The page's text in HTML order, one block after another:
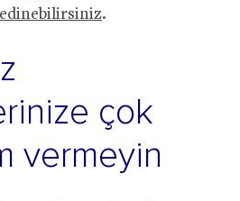
.
çok
vermeyin